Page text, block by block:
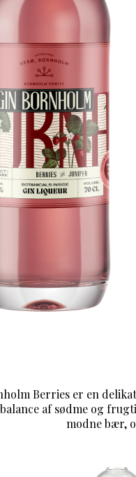
Berries er en
af sødme og
modne bær,